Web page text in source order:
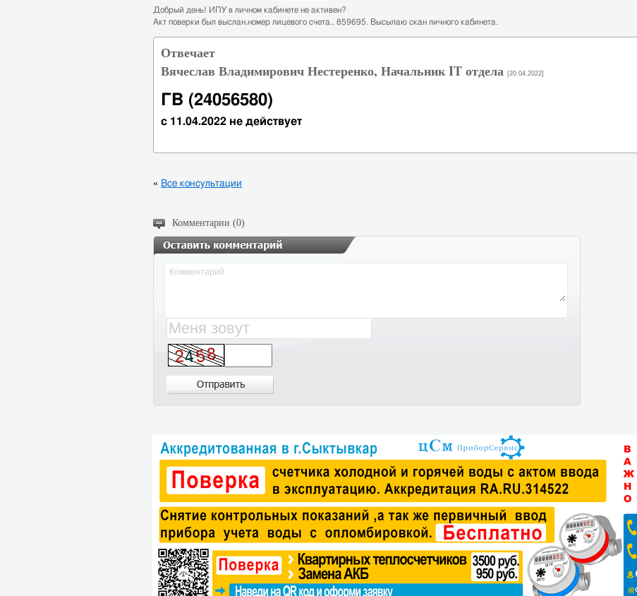
Добрый день! ИПУ в личном кабинете не активен?
Акт поверки был выслан.номер лицевого счета.. 859695. Высылаю скан личного кабинета.
Отвечает
Вячеслав Владимирович Нестеренко, Начальник IT отдела [20.04.2022]
ГВ (24056580)
с 11.04.2022 не действует
« Все консультации
Комментарии (0)